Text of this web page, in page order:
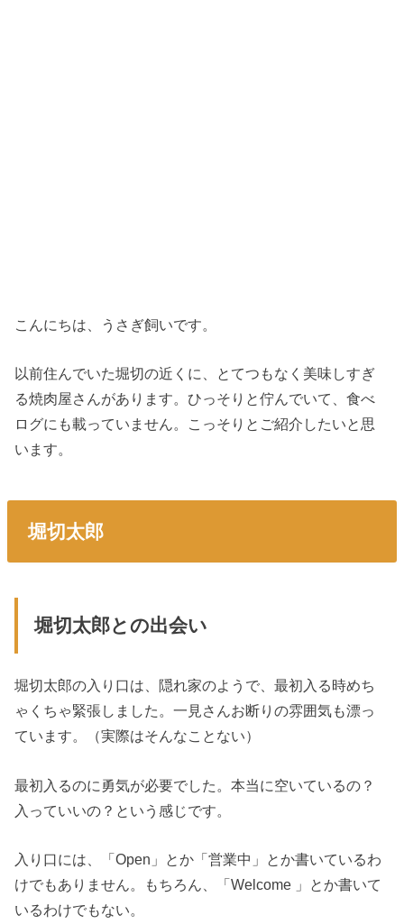
こんにちは、うさぎ飼いです。
以前住んでいた堀切の近くに、とてつもなく美味しすぎ
る焼肉屋さんがあります。ひっそりと佇んでいて、食べ
ログにも載っていません。こっそりとご紹介したいと思
います。
堀切太郎
堀切太郎との出会い
堀切太郎の入り口は、隠れ家のようで、最初入る時めち
ゃくちゃ緊張しました。一見さんお断りの雰囲気も漂っ
ています。（実際はそんなことない）
最初入るのに勇気が必要でした。本当に空いているの？
入っていいの？という感じです。
入り口には、「Open」とか「営業中」とか書いているわ
けでもありません。もちろん、「Welcome 」とか書いて
いるわけでもない。